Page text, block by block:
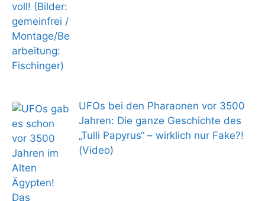
UFOs bei den Pharaonen vor 3500
Jahren: Die ganze Geschichte des
„Tulli Papyrus“ – wirklich nur Fake?!
(Video)